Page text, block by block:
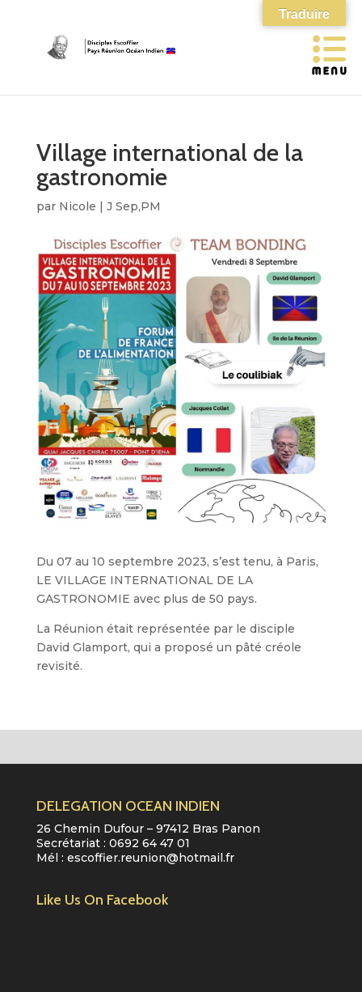
Village international de la
gastronomie
par Nicole | J Sep,PM
Du 07 au 10 septembre 2023, s’est tenu, à Paris,
LE VILLAGE INTERNATIONAL DE LA
GASTRONOMIE avec plus de 50 pays.
La Réunion était représentée par le disciple
David Glamport, qui a proposé un pâté créole
revisité.
DELEGATION OCEAN INDIEN
26 Chemin Dufour – 97412 Bras Panon
Secrétariat : 0692 64 47 01
Mél : escoffier.reunion@hotmail.fr
Like Us On Facebook
Traduire